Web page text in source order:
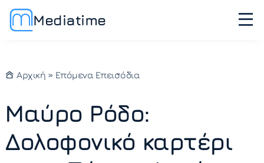
Mediatime
Αρχική » Επόμενα Επεισόδια
Μαύρο Ρόδο:
Δολοφονικό καρτέρι